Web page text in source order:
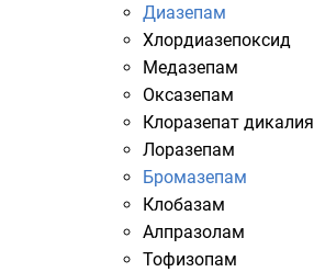
Диазепам
Хлордиазепоксид
Медазепам
Оксазепам
Клоразепат дикалия
Лоразепам
Бромазепам
Клобазам
Алпразолам
Тофизопам